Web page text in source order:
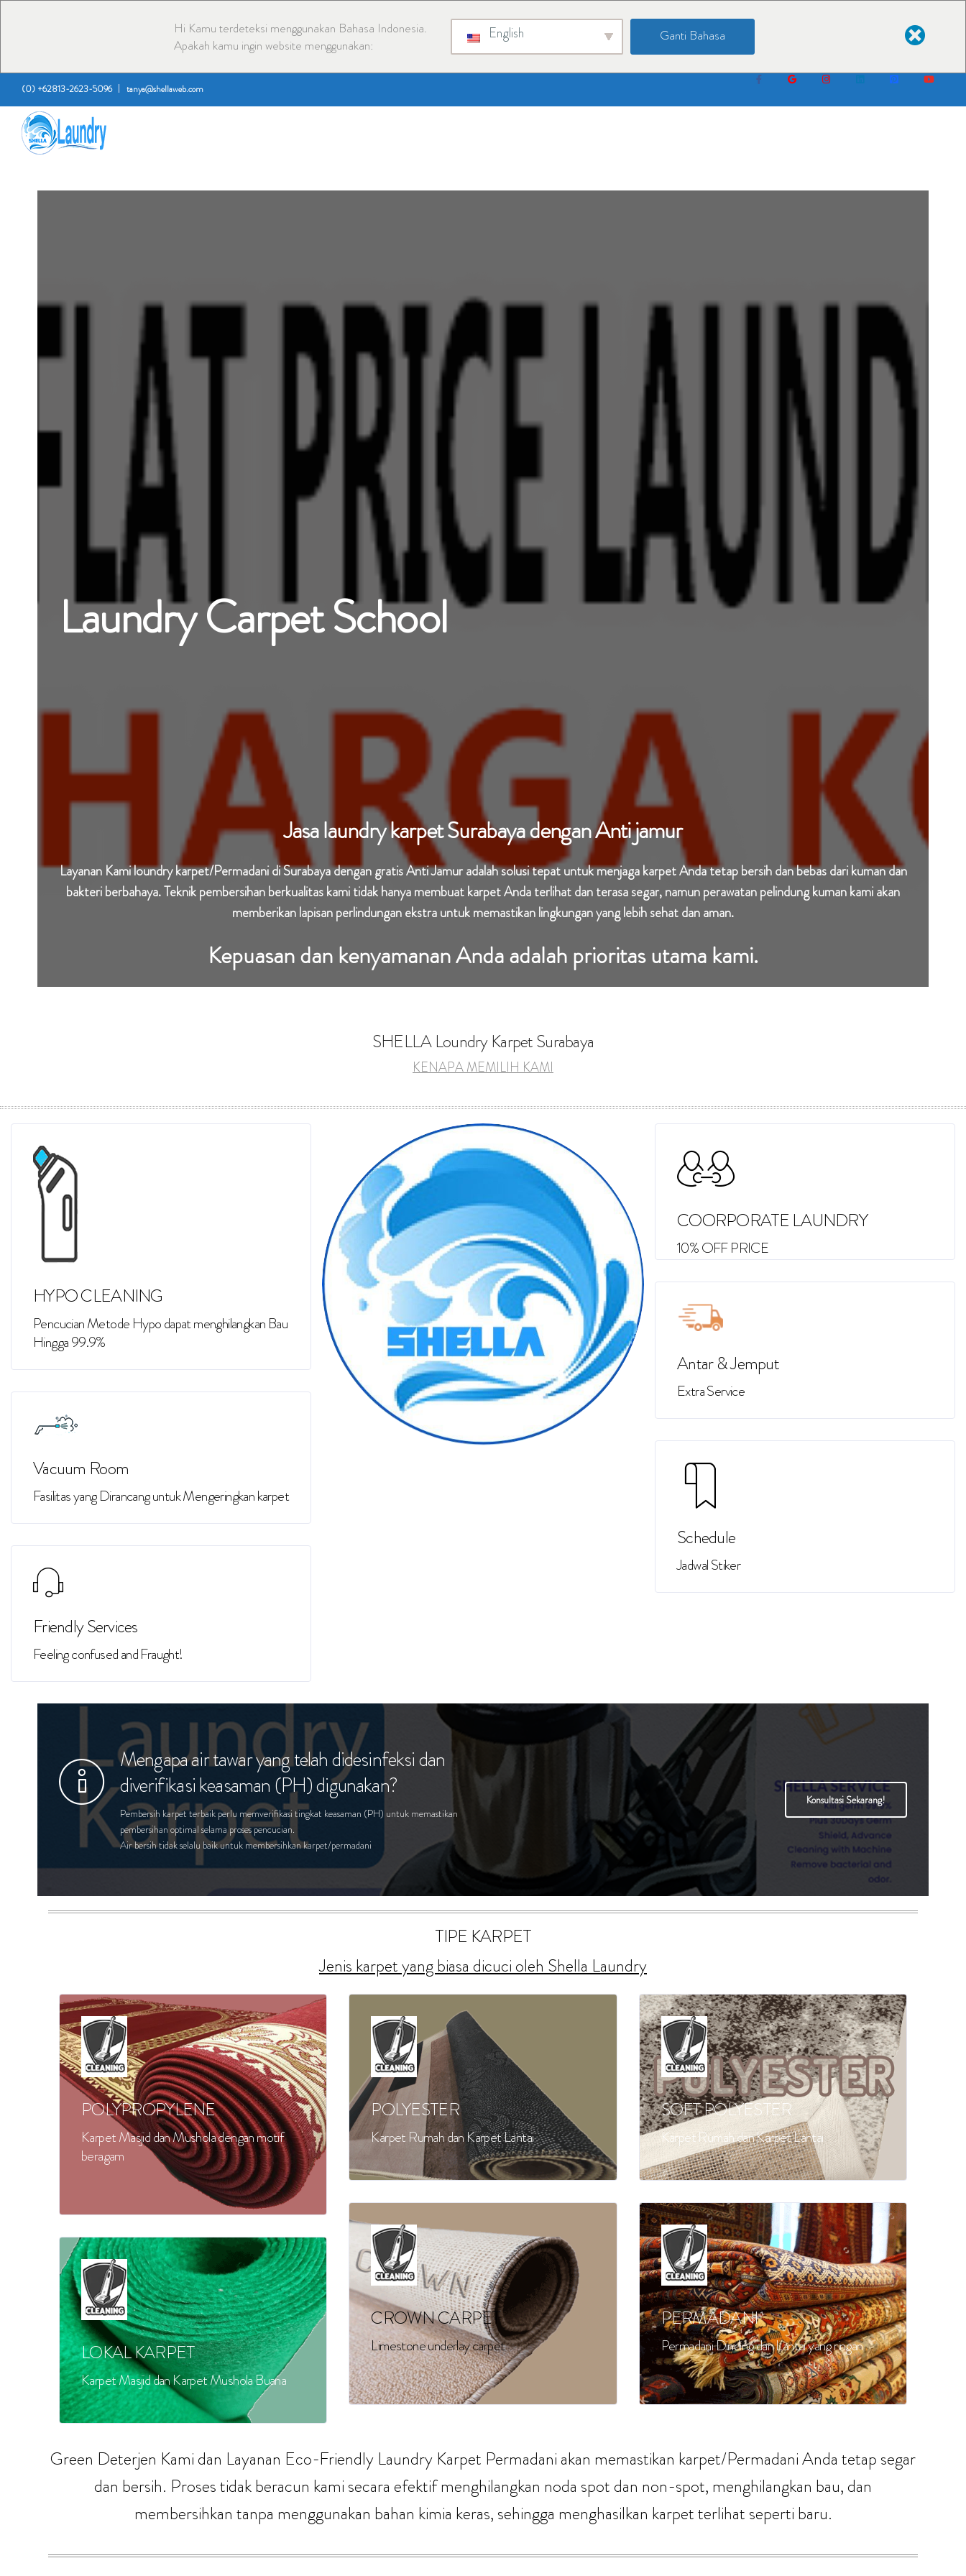
Hi Kamu terdeteksi menggunakan Bahasa Indonesia.
Apakah kamu ingin website menggunakan:
English Ganti Bahasa
(0) +62813-2623-5096 tanya@shellaweb.com
Laundry Carpet Mosque
Jasa laundry karpet Surabaya dengan Anti jamur
Layanan Kami loundry karpet/Permadani di Surabaya dengan gratis Anti Jamur adalah solusi tepat untuk menjaga karpet Anda tetap bersih dan bebas dari kuman dan
bakteri berbahaya. Teknik pembersihan berkualitas kami tidak hanya membuat karpet Anda terlihat dan terasa segar, namun perawatan pelindung kuman kami akan
memberikan lapisan perlindungan ekstra untuk memastikan lingkungan yang lebih sehat dan aman.
Kepuasan dan kenyamanan Anda adalah prioritas utama kami.
SHELLA Loundry Karpet Surabaya
KENAPA MEMILIH KAMI
HYPO CLEANING
Pencucian Metode Hypo dapat menghilangkan Bau
Hingga 99.9%
Vacuum Room
Fasilitas yang Dirancang untuk Mengeringkan karpet
Friendly Services
Feeling confused and Fraught!
COORPORATE LAUNDRY
10% OFF PRICE
Antar & Jemput
Extra Service
Schedule
Jadwal Stiker
Mengapa air tawar yang telah didesinfeksi dan
diverifikasi keasaman (PH) digunakan?
Pembersih karpet terbaik perlu memverifikasi tingkat keasaman (PH) untuk memastikan
pembersihan optimal selama proses pencucian.
Air bersih tidak selalu baik untuk membersihkan karpet/permadani
Konsultasi Sekarang!
TIPE KARPET
Jenis karpet yang biasa dicuci oleh Shella Laundry
POLYPROPYLENE
Karpet Masjid dan Mushola dengan motif
beragam
LOKAL KARPET
Karpet Masjid dan Karpet Mushola Buana
POLYESTER
Karpet Rumah dan Karpet Lantai
CROWN CARPET
Limestone underlay carpet
SOFT POLYESTER
Karpet Rumah dan Karpet Lantai
PERMADANI
Permadani Dinding dan Lantai yang ringan
Green Deterjen Kami dan Layanan Eco-Friendly Laundry Karpet Permadani akan memastikan karpet/Permadani Anda tetap segar
dan bersih. Proses tidak beracun kami secara efektif menghilangkan noda spot dan non-spot, menghilangkan bau, dan
membersihkan tanpa menggunakan bahan kimia keras, sehingga menghasilkan karpet terlihat seperti baru.